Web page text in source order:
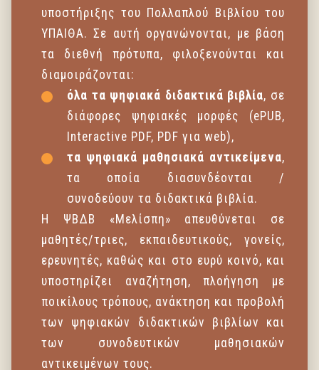
υποστήριξης του Πολλαπλού Βιβλίου του
ΥΠΑΙΘΑ. Σε αυτή οργανώνονται, με βάση
τα διεθνή πρότυπα, φιλοξενούνται και
διαμοιράζονται:
όλα τα ψηφιακά διδακτικά βιβλία, σε
διάφορες ψηφιακές μορφές (ePUB,
Interactive PDF, PDF για web),
τα ψηφιακά μαθησιακά αντικείμενα,
τα οποία διασυνδέονται /
συνοδεύουν τα διδακτικά βιβλία.
Η ΨΒΔΒ «Μελίσπη» απευθύνεται σε
μαθητές/τριες, εκπαιδευτικούς, γονείς,
ερευνητές, καθώς και στο ευρύ κοινό, και
υποστηρίζει αναζήτηση, πλοήγηση με
ποικίλους τρόπους, ανάκτηση και προβολή
των ψηφιακών διδακτικών βιβλίων και
των συνοδευτικών μαθησιακών
αντικειμένων τους.